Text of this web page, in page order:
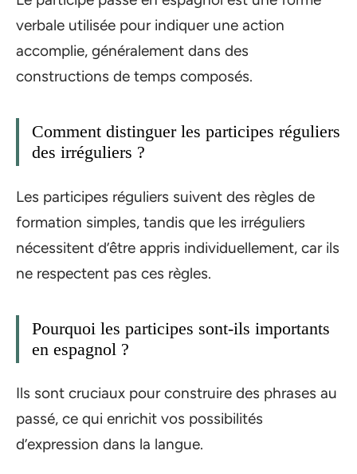
verbale utilisée pour indiquer une action
accomplie, généralement dans des
constructions de temps composés.
Comment distinguer les participes réguliers
des irréguliers ?
Les participes réguliers suivent des règles de
formation simples, tandis que les irréguliers
nécessitent d’être appris individuellement, car ils
ne respectent pas ces règles.
Pourquoi les participes sont-ils importants
en espagnol ?
Ils sont cruciaux pour construire des phrases au
passé, ce qui enrichit vos possibilités
d’expression dans la langue.